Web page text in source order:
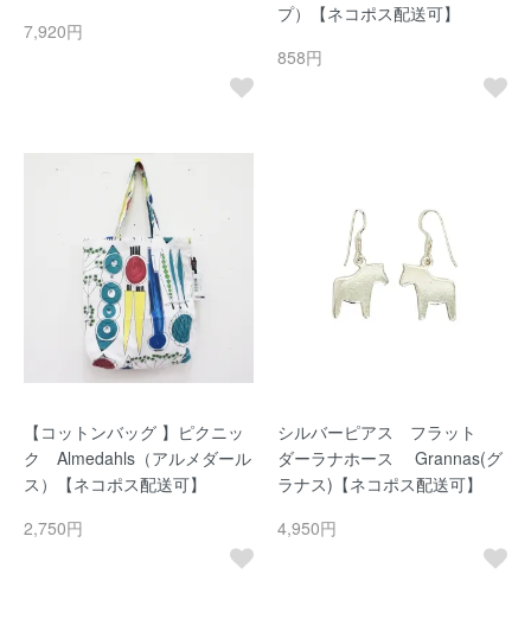
7,920円
プ）【ネコポス配送可】
858円
【コットンバッグ 】ピクニッ
ク Almedahls（アルメダール
ス）【ネコポス配送可】
2,750円
シルバーピアス フラット
ダーラナホース Grannas(グ
ラナス)【ネコポス配送可】
4,950円